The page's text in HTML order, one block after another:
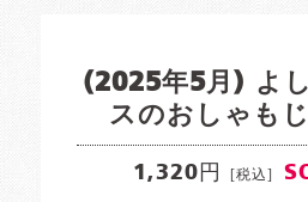
(2025年5月) よ
スのおしゃも
1,320円 [税込]